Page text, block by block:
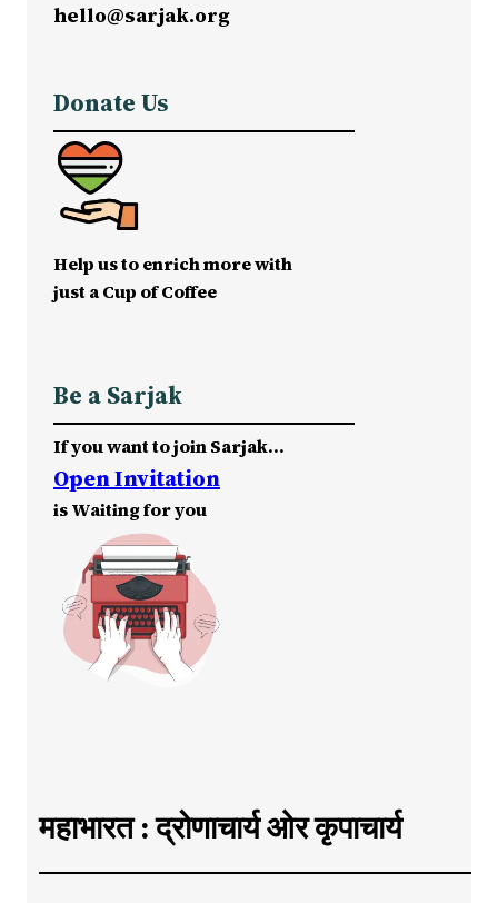
hello@sarjak.org
Donate Us
Help us to enrich more with
just a Cup of Coffee
Be a Sarjak
If you want to join Sarjak…
Open Invitation
is Waiting for you
महाभारत : द्रोणाचार्य ओर कृपाचार्य